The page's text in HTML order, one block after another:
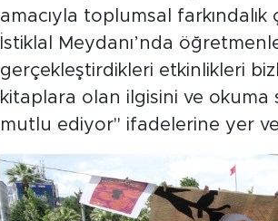
amacıyla toplumsal
İstiklal Meydanı’nda
gerçekleştirdikleri etkinlikleri
kitaplara olan ilgisini ve
mutlu ediyor" ifadelerine yer